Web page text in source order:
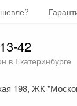
42
в Екатеринбурге
198, ЖК